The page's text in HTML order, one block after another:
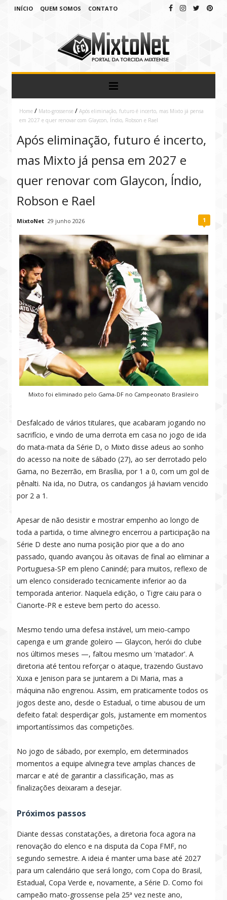
INÍCIO QUEM SOMOS CONTATO
Home / Mato-grossense / Após eliminação, futuro é incerto, mas Mixto já pensa
em 2027 e quer renovar com Glaycon, Índio, Robson e Rael
Após eliminação, futuro é incerto,
mas Mixto já pensa em 2027 e
quer renovar com Glaycon, Índio,
Robson e Rael
MixtoNet 29 junho 2026 1
Mixto foi eliminado pelo Gama-DF no Campeonato Brasileiro
Desfalcado de vários titulares, que acabaram jogando no
sacrifício, e vindo de uma derrota em casa no jogo de ida
do mata-mata da Série D, o Mixto disse adeus ao sonho
do acesso na noite de sábado (27), ao ser derrotado pelo
Gama, no Bezerrão, em Brasília, por 1 a 0, com um gol de
pênalti. Na ida, no Dutra, os candangos já haviam vencido
por 2 a 1.
Apesar de não desistir e mostrar empenho ao longo de
toda a partida, o time alvinegro encerrou a participação na
Série D deste ano numa posição pior que a do ano
passado, quando avançou às oitavas de final ao eliminar a
Portuguesa-SP em pleno Canindé; para muitos, reflexo de
um elenco considerado tecnicamente inferior ao da
temporada anterior. Naquela edição, o Tigre caiu para o
Cianorte-PR e esteve bem perto do acesso.
Mesmo tendo uma defesa instável, um meio-campo
capenga e um grande goleiro — Glaycon, herói do clube
nos últimos meses —, faltou mesmo um 'matador'. A
diretoria até tentou reforçar o ataque, trazendo Gustavo
Xuxa e Jenison para se juntarem a Di Maria, mas a
máquina não engrenou. Assim, em praticamente todos os
jogos deste ano, desde o Estadual, o time abusou de um
defeito fatal: desperdiçar gols, justamente em momentos
importantíssimos das competições.
No jogo de sábado, por exemplo, em determinados
momentos a equipe alvinegra teve amplas chances de
marcar e até de garantir a classificação, mas as
finalizações deixaram a desejar.
Próximos passos
Diante dessas constatações, a diretoria foca agora na
renovação do elenco e na disputa da Copa FMF, no
segundo semestre. A ideia é manter uma base até 2027
para um calendário que será longo, com Copa do Brasil,
Estadual, Copa Verde e, novamente, a Série D. Como foi
campeão mato-grossense pela 25ª vez neste ano,